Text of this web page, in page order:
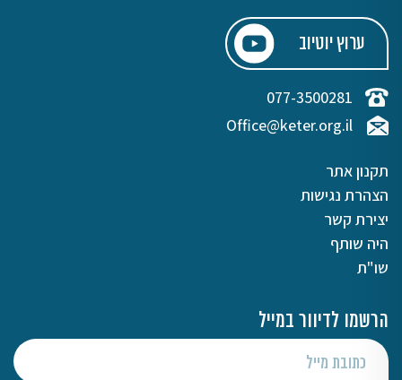
ערוץ יוטיוב
077-3500281
Office@keter.org.il
תקנון אתר
הצהרת נגישות
יצירת קשר
היה שותף
שו"ת
הרשמו לדיוור במייל